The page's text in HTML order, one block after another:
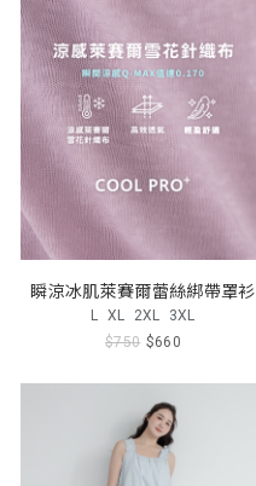
瞬涼冰肌萊賽爾蕾絲綁帶罩衫
L XL 2XL 3XL
$750 $660